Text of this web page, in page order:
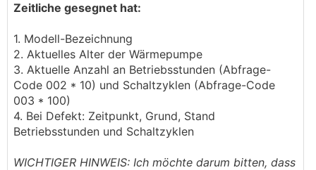
Zeitliche gesegnet hat:
1. Modell-Bezeichnung
2. Aktuelles Alter der Wärmepumpe
3. Aktuelle Anzahl an Betriebsstunden (Abfrage-
Code 002 * 10) und Schaltzyklen (Abfrage-Code
003 * 100)
4. Bei Defekt: Zeitpunkt, Grund, Stand
Betriebsstunden und Schaltzyklen
WICHTIGER HINWEIS: Ich möchte darum bitten, dass